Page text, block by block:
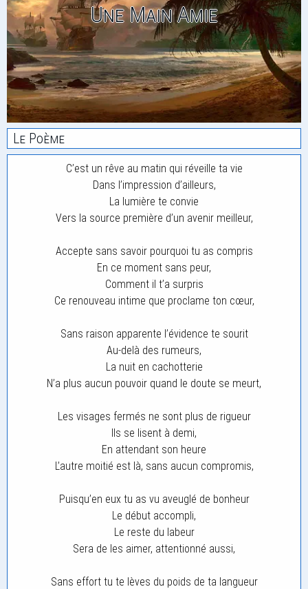
Une Main Amie
Le Poème
C’est un rêve au matin qui réveille ta vie
Dans l’impression d’ailleurs,
La lumière te convie
Vers la source première d’un avenir meilleur,
Accepte sans savoir pourquoi tu as compris
En ce moment sans peur,
Comment il t’a surpris
Ce renouveau intime que proclame ton cœur,
Sans raison apparente l’évidence te sourit
Au-delà des rumeurs,
La nuit en cachotterie
N’a plus aucun pouvoir quand le doute se meurt,
Les visages fermés ne sont plus de rigueur
Ils se lisent à demi,
En attendant son heure
L’autre moitié est là, sans aucun compromis,
Puisqu’en eux tu as vu aveuglé de bonheur
Le début accompli,
Le reste du labeur
Sera de les aimer, attentionné aussi,
Sans effort tu te lèves du poids de ta langueur